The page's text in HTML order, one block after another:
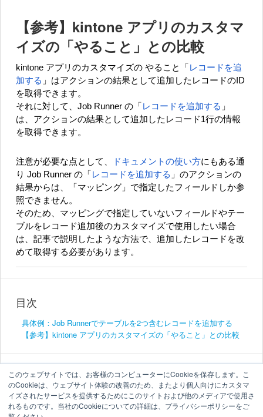
このウェブサイトでは、お客様のコンピューターにCookieを保存します。こ
のCookieは、ウェブサイト体験の改善のため、またより個人向けにカスタマ
イズされたサービスを提供するためにこのサイトおよび他のメディアで使用さ
れるものです。当社のCookieについての詳細は、プライバシーポリシーをご
【参考】kintone アプリのカスタマ
イズの「やること」との比較
kintone アプリのカスタマイズの やること「 レコードを追
加する 」はアクションの結果として追加したレコードのID
を取得できます。
それに対して、Job Runner の「 レコードを追加する 」
は、アクションの結果として追加したレコード1行の情報
を取得できます。
注意が必要な点として、 ドキュメントの使い方にもある通
り Job Runner の「 レコードを追加する 」のアクションの
結果からは、「マッピング」で指定したフィールドしか参
照できません。
そのため、マッピングで指定していないフィールドやテー
ブルをレコード追加後のカスタマイズで使用したい場合
は、記事で説明したような方法で、追加したレコードを改
めて取得する必要があります。
目次
具体例：Job Runnerでテーブルを2つ含むレコードを追加する
【参考】kintone アプリのカスタマイズの「やること」との比較